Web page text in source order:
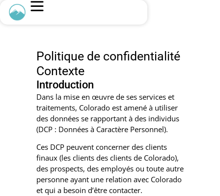
Politique de confidentialité
Contexte
Introduction
Dans la mise en œuvre de ses services et
traitements, Colorado est amené à utiliser
des données se rapportant à des individus
(DCP : Données à Caractère Personnel).
Ces DCP peuvent concerner des clients
finaux (les clients des clients de Colorado),
des prospects, des employés ou toute autre
personne ayant une relation avec Colorado
et qui a besoin d’être contacter.